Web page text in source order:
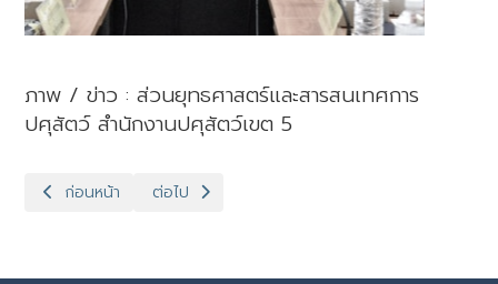
ภาพ / ข่าว : ส่วนยุทธศาสตร์และสารสนเทศการ
ปศุสัตว์ สำนักงานปศุสัตว์เขต 5
เนื้อหาก่อนหน้า: ปศุสัตว์เขต 5 ประชุมตรวจราชการของปศุสัตว์เขต
ก่อนหน้า เนื้อหาถัดไป: ปศุสัตว์เขต 5 เป็นประธานเปิดโครง
ต่อไป